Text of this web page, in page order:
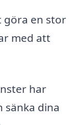
göra en stor
med att
har
sänka dina